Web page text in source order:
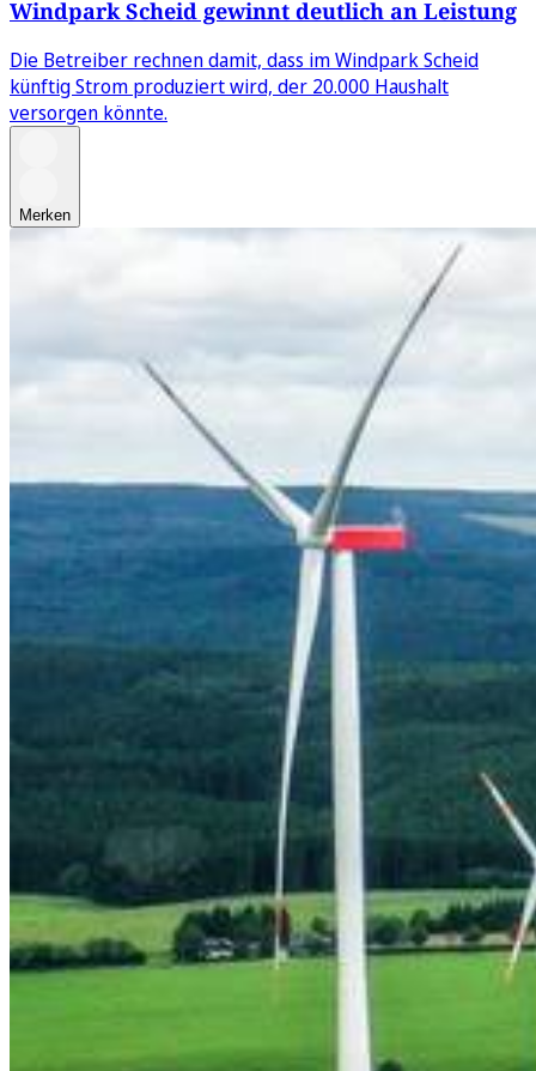
Windpark Scheid gewinnt deutlich an Leistung
Die Betreiber rechnen damit, dass im Windpark Scheid
künftig Strom produziert wird, der 20.000 Haushalt
versorgen könnte.
Merken